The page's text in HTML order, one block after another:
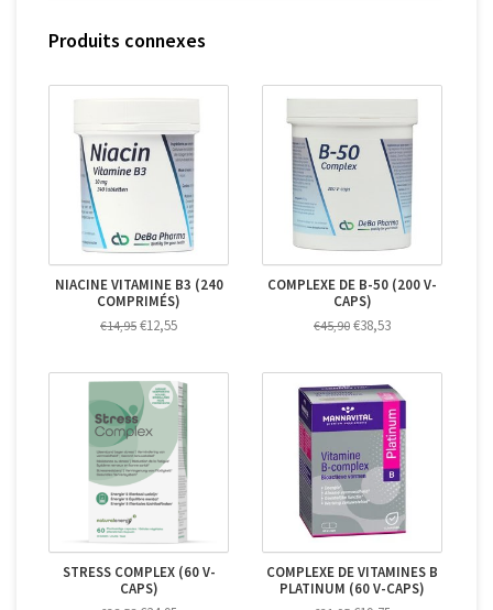
Produits connexes
NIACINE VITAMINE B3 (240
COMPRIMÉS)
€14,95 €12,55
COMPLEXE DE B-50 (200 V-
CAPS)
€45,90 €38,53
STRESS COMPLEX (60 V-
CAPS)
COMPLEXE DE VITAMINES B
PLATINUM (60 V-CAPS)